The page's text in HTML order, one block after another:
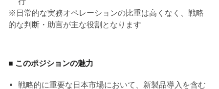
※日常的な実務オペレーションの比重は高くなく、戦略
的な判断・助言が主な役割となります
■ このポジションの魅力
戦略的に重要な日本市場において、新製品導入を含む